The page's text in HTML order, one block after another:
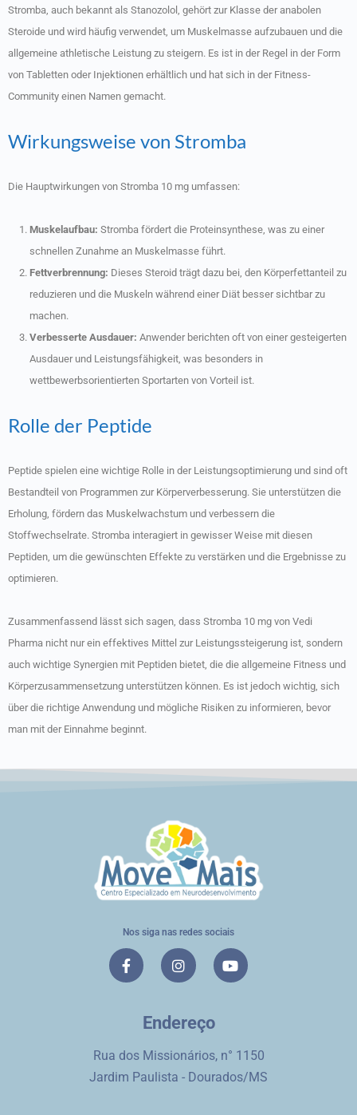
Stromba, auch bekannt als Stanozolol, gehört zur Klasse der anabolen
Steroide und wird häufig verwendet, um Muskelmasse aufzubauen und die
allgemeine athletische Leistung zu steigern. Es ist in der Regel in der Form
von Tabletten oder Injektionen erhältlich und hat sich in der Fitness-
Community einen Namen gemacht.
Wirkungsweise von Stromba
Die Hauptwirkungen von Stromba 10 mg umfassen:
Muskelaufbau: Stromba fördert die Proteinsynthese, was zu einer
schnellen Zunahme an Muskelmasse führt.
Fettverbrennung: Dieses Steroid trägt dazu bei, den Körperfettanteil zu
reduzieren und die Muskeln während einer Diät besser sichtbar zu
machen.
Verbesserte Ausdauer: Anwender berichten oft von einer gesteigerten
Ausdauer und Leistungsfähigkeit, was besonders in
wettbewerbsorientierten Sportarten von Vorteil ist.
Rolle der Peptide
Peptide spielen eine wichtige Rolle in der Leistungsoptimierung und sind oft
Bestandteil von Programmen zur Körperverbesserung. Sie unterstützen die
Erholung, fördern das Muskelwachstum und verbessern die
Stoffwechselrate. Stromba interagiert in gewisser Weise mit diesen
Peptiden, um die gewünschten Effekte zu verstärken und die Ergebnisse zu
optimieren.
Zusammenfassend lässt sich sagen, dass Stromba 10 mg von Vedi
Pharma nicht nur ein effektives Mittel zur Leistungssteigerung ist, sondern
auch wichtige Synergien mit Peptiden bietet, die die allgemeine Fitness und
Körperzusammensetzung unterstützen können. Es ist jedoch wichtig, sich
über die richtige Anwendung und mögliche Risiken zu informieren, bevor
man mit der Einnahme beginnt.
Nos siga nas redes sociais
Endereço
Rua dos Missionários, n° 1150
Jardim Paulista - Dourados/MS